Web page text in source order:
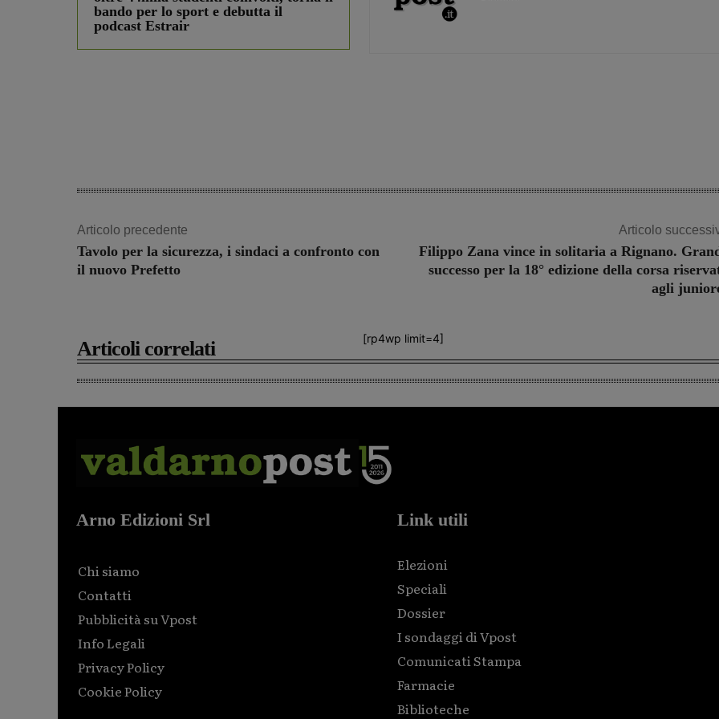
bando per lo sport e debutta il
podcast Estrair
Articolo precedente
Tavolo per la sicurezza, i sindaci a confronto con
il nuovo Prefetto
Articolo
Filippo Zana vince in solitaria a Rignano.
successo per la 18° edizione della corsa
agli
[rp4wp limit=4]
Articoli correlati
Arno Edizioni Srl
Chi siamo
Contatti
Pubblicità su Vpost
Info Legali
Privacy Policy
Cookie Policy
Link utili
Elezioni
Speciali
Dossier
I sondaggi di Vpost
Comunicati Stampa
Farmacie
Biblioteche